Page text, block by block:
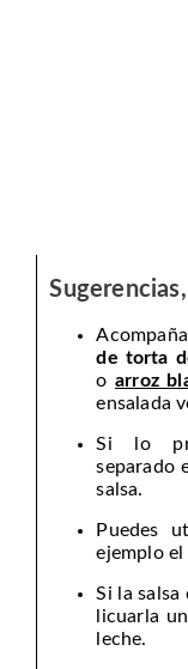
de torta
o arroz
ensalada
Si lo
separado
salsa.
Puedes
ejemplo
Si la salsa
licuarla
leche.